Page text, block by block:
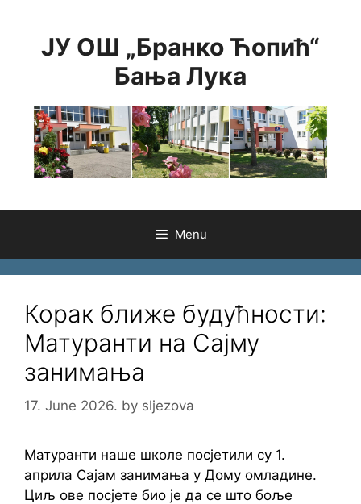
contentЈУ ОШ „Бранко Ћопић“
Бања Лука
Menu
Корак ближе будућности:
Матуранти на Сајму
занимања
17. June 2026. by sljezova
Матуранти наше школе посјетили су 1.
априла Сајам занимања у Дому омладине.
Циљ ове посјете био је да се што боље